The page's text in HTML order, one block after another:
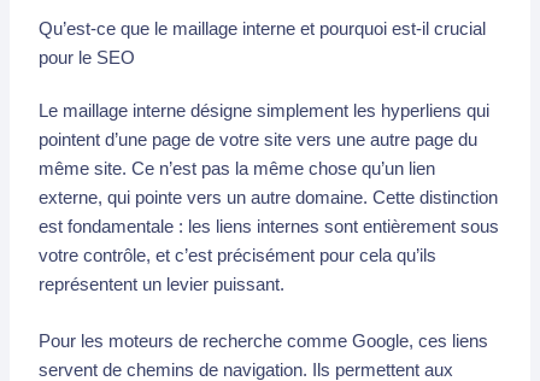
Qu’est-ce que le maillage interne et pourquoi est-il crucial
pour le SEO
Le maillage interne désigne simplement les hyperliens qui
pointent d’une page de votre site vers une autre page du
même site. Ce n’est pas la même chose qu’un lien
externe, qui pointe vers un autre domaine. Cette distinction
est fondamentale : les liens internes sont entièrement sous
votre contrôle, et c’est précisément pour cela qu’ils
représentent un levier puissant.
Pour les moteurs de recherche comme Google, ces liens
servent de chemins de navigation. Ils permettent aux